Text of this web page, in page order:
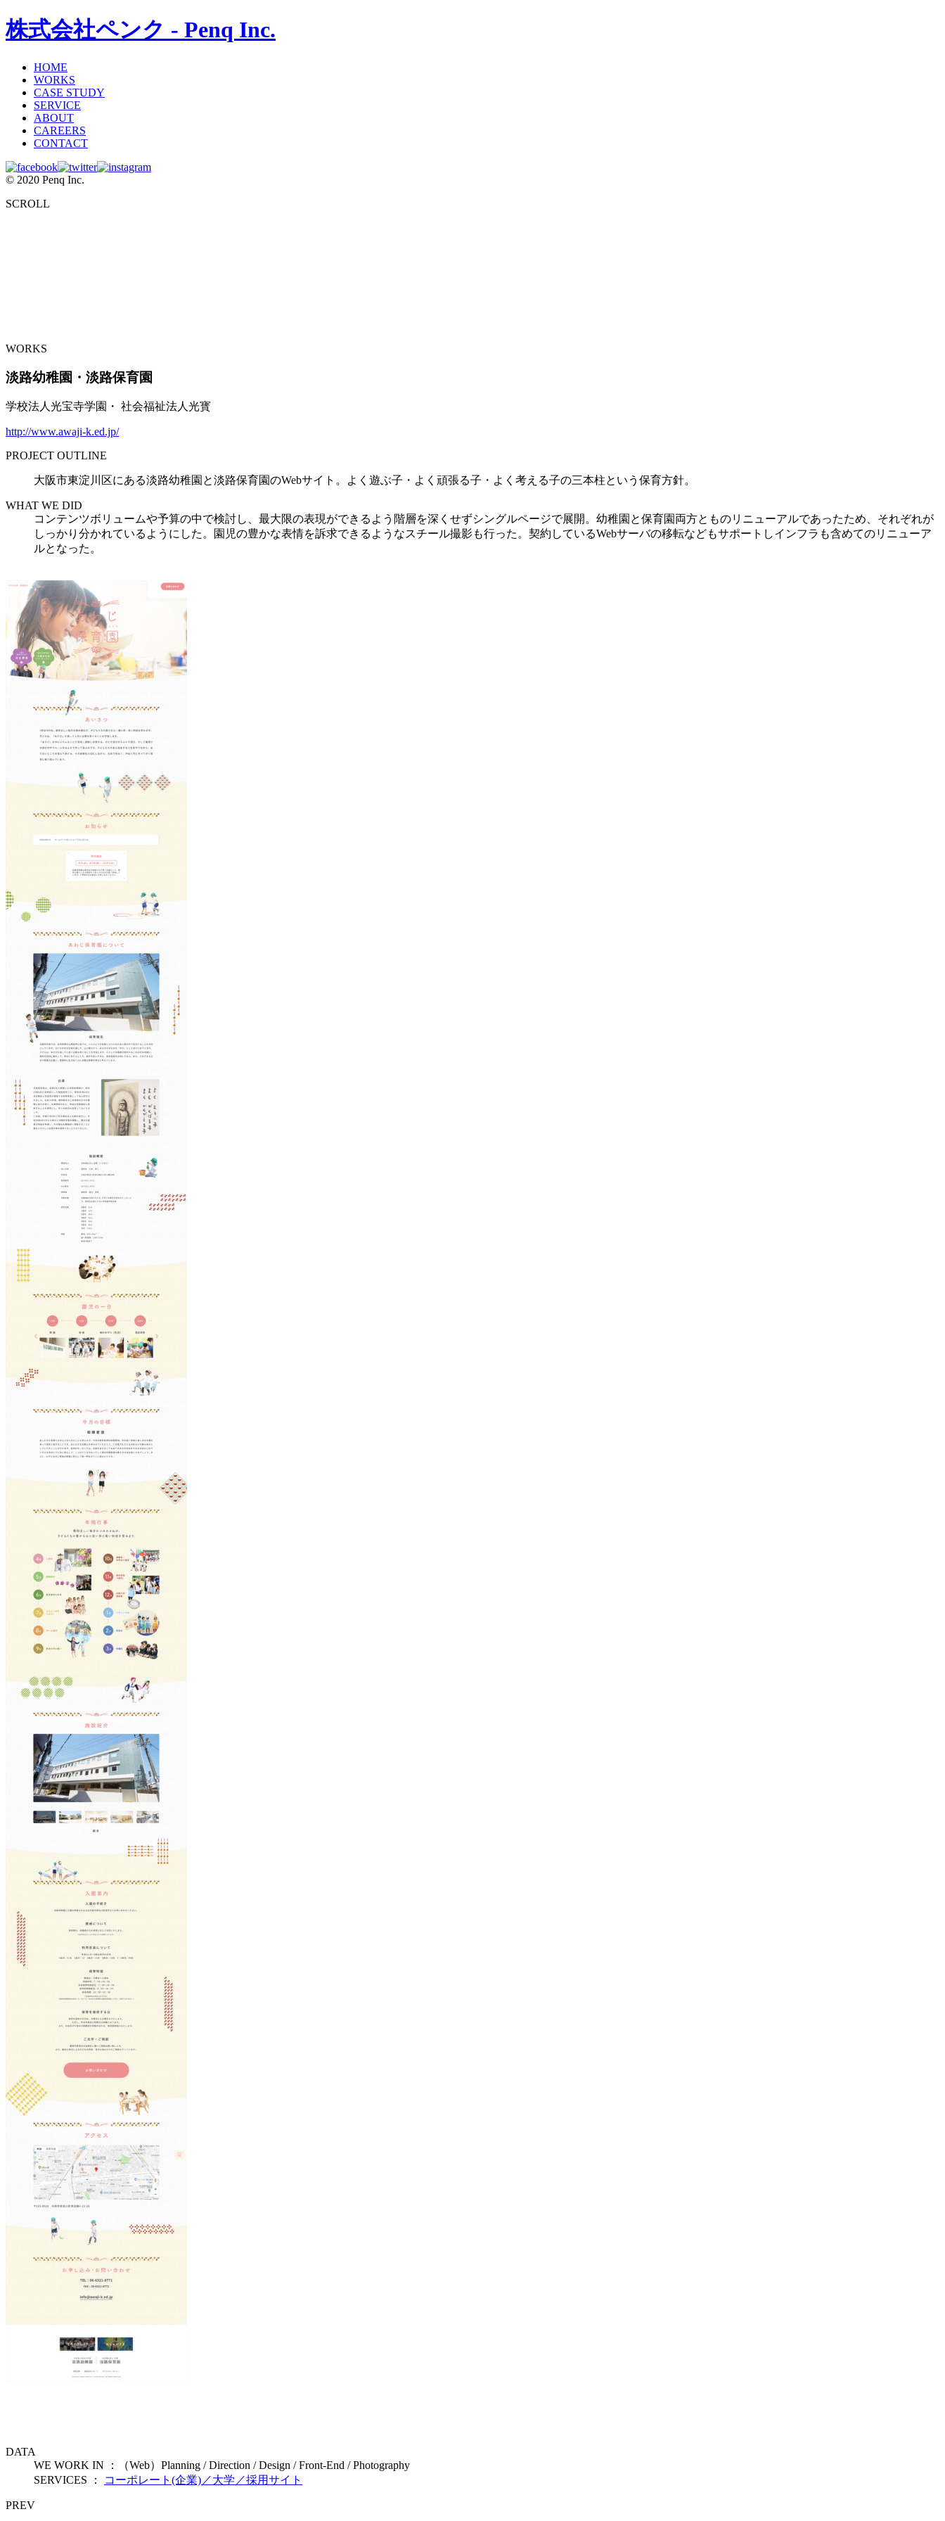
株式会社ペンク - Penq Inc.
HOME
WORKS
CASE STUDY
SERVICE
ABOUT
CAREERS
CONTACT
© 2020 Penq Inc.
SCROLL
WORKS
淡路幼稚園・淡路保育園
学校法人光宝寺学園・ 社会福祉法人光寳
http://www.awaji-k.ed.jp/
PROJECT OUTLINE
大阪市東淀川区にある淡路幼稚園と淡路保育園のWebサイト。よく遊ぶ子・よく頑張る子・よく考える子の三本柱という保育方針。
WHAT WE DID
コンテンツボリュームや予算の中で検討し、最大限の表現ができるよう階層を深くせずシングルページで展開。幼稚園と保育園両方とものリニューアルであったため、それぞれが
しっかり分かれているようにした。園児の豊かな表情を訴求できるようなスチール撮影も行った。契約しているWebサーバの移転などもサポートしインフラも含めてのリニューア
ルとなった。
DATA
WE WORK IN ：（Web）Planning / Direction / Design / Front-End / Photography
SERVICES ：
コーポレート(企業)／大学／採用サイト
PREV